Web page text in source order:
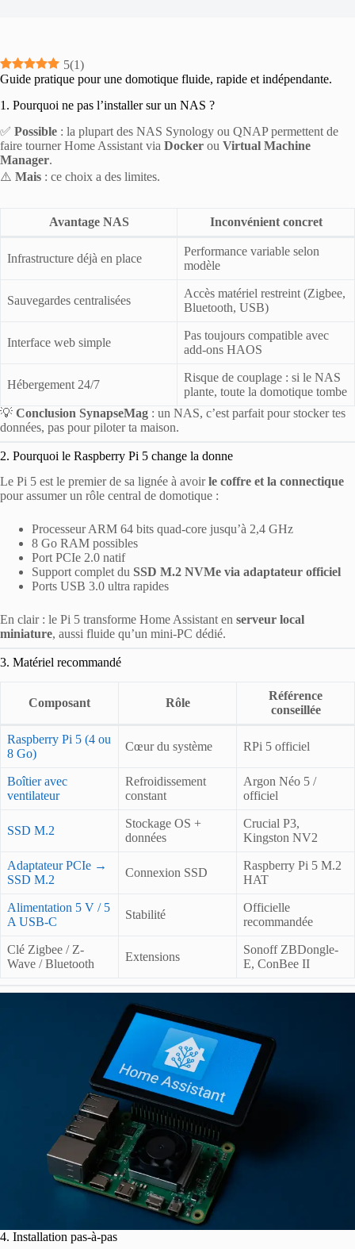
5(1)
Guide pratique pour une domotique fluide, rapide et indépendante.
1. Pourquoi ne pas l’installer sur un NAS ?
✅ Possible : la plupart des NAS Synology ou QNAP permettent de
faire tourner Home Assistant via Docker ou Virtual Machine
Manager.
⚠️ Mais : ce choix a des limites.
Avantage NAS Inconvénient concret
Infrastructure déjà en place
Performance variable selon
modèle
Sauvegardes centralisées
Accès matériel restreint (Zigbee,
Bluetooth, USB)
Interface web simple
Pas toujours compatible avec
add-ons HAOS
Hébergement 24/7
Risque de couplage : si le NAS
plante, toute la domotique tombe
💡 Conclusion SynapseMag : un NAS, c’est parfait pour stocker tes
données, pas pour piloter ta maison.
2. Pourquoi le Raspberry Pi 5 change la donne
Le Pi 5 est le premier de sa lignée à avoirle coffre et la connectique
pour assumer un rôle central de domotique :
Processeur ARM 64 bits quad-core jusqu’à 2,4 GHz
8 Go RAM possibles
Port PCIe 2.0 natif
Support complet du SSD M.2 NVMe via adaptateur officiel
Ports USB 3.0 ultra rapides
En clair : le Pi 5 transforme Home Assistant en serveur local
miniature, aussi fluide qu’un mini-PC dédié.
3. Matériel recommandé
Composant Rôle
Référence
conseillée
Raspberry Pi 5 (4 ou
8 Go)
Cœur du système RPi 5 officiel
Boîtier avec
ventilateur
Refroidissement
constant
Argon Néo 5 /
officiel
SSD M.2
Stockage OS +
données
Crucial P3,
Kingston NV2
Adaptateur PCIe →
SSD M.2
Connexion SSD
Raspberry Pi 5 M.2
HAT
Alimentation 5 V / 5
A USB-C
Stabilité
Officielle
recommandée
Clé Zigbee / Z-
Wave / Bluetooth
Extensions
Sonoff ZBDongle-
E, ConBee II
4. Installation pas-à-pas